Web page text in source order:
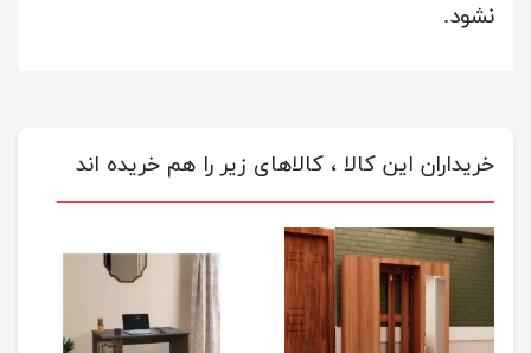
نشود.
خریداران این کالا ، کالاهای زیر را هم خریده اند